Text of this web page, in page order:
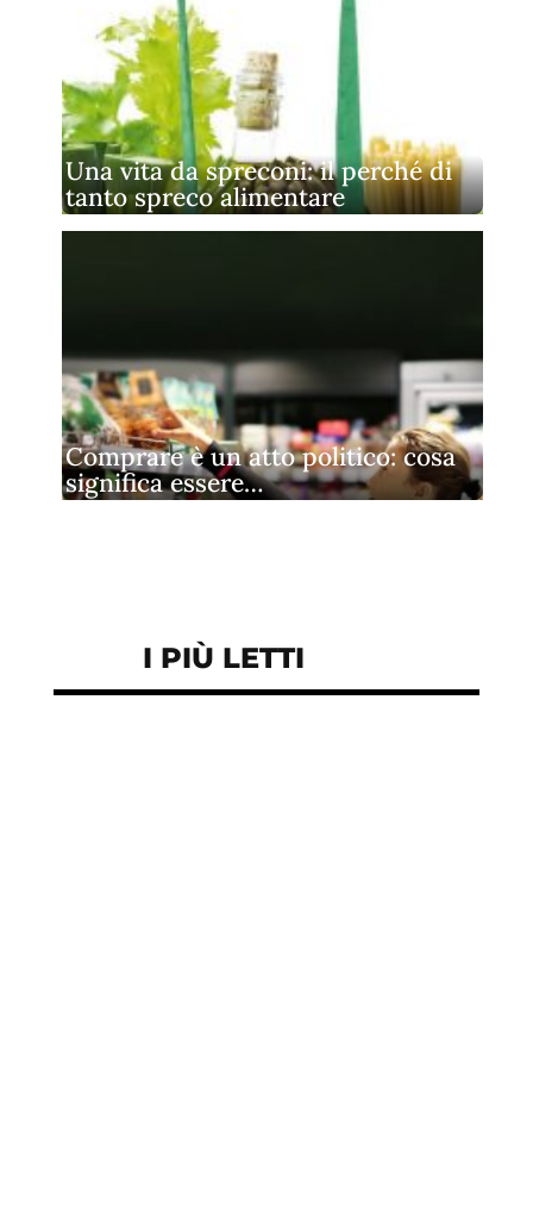
Una vita da spreconi: il perché di
tanto spreco alimentare
Comprare è un atto politico: cosa
significa essere…
I PIÙ LETTI